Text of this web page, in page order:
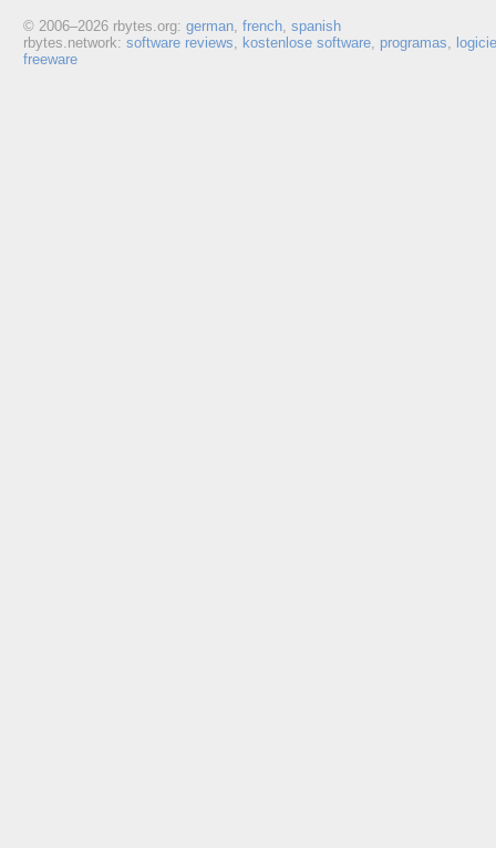
© 2006–2026 rbytes.org: german, french, spanish
rbytes.network: software reviews, kostenlose software, programas,
freeware